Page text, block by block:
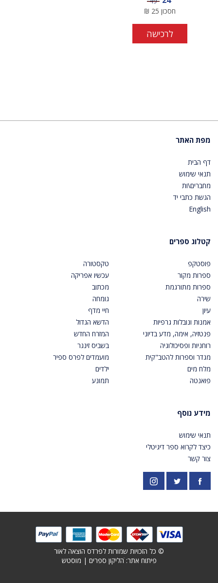
חסכון 25
₪
לרכישה
מפת האתר
דף הבית
תנאי שימוש
מחברים\ות
הגשת כתבי יד
English
קטלוג ספרים
פוסטקפ
ספרות מקור
ספרות מתורגמת
שירה
עיון
אמנות ונובלות גרפיות
פנטזיה, אימה, מדע בדיוני
רוחניות ופסיכולוגיה
מגדר וספרות להטב"קית
מלח מים
פואנטה
טקסטורה
עכשיו אפריקה
מכתוב
גומחה
חיי מדף
הדשא הגדול
המזרח החדש
בשביס זינגר
מועמדים לפרס ספיר
ילדים
תמונע
מידע נוסף
תנאי שימוש
כיצד לקרוא ספר דיגיטלי
צור קשר
פייסבוק https://twitter.com/PardesPublish
אינסטגרם
© כל הזכויות שמורות לפרדס הוצאה לאור
פיתוח אתר: ׁהליקון ספרים | מוסטש